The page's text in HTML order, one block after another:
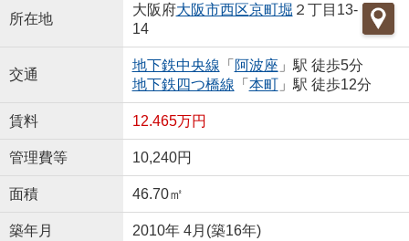
所在地
大阪府大阪市西区京町堀 ２丁目13-
14
交通
地下鉄中央線 「 阿波座 」駅 徒歩5分
地下鉄四つ橋線 「 本町」駅 徒歩12分
賃料 12.465万円
管理費等 10,240円
面積 46.70㎡
築年月 2010年 4月(築16年)